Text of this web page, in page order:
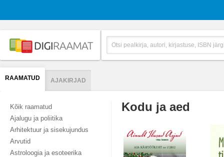
RAAMATUD AJAKIRJAD
Kõik raamatud
Ajalugu ja poliitika
Arhitektuur ja sisekujundus
Arvutid
Astroloogia ja esoteerika
Kodu ja aed